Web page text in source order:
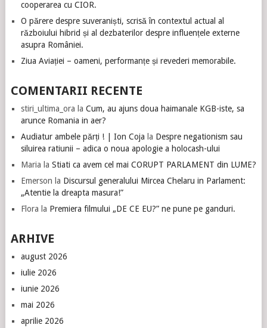
cooperarea cu CIOR.
O părere despre suveraniști, scrisă în contextul actual al
războiului hibrid și al dezbaterilor despre influențele externe
asupra României.
Ziua Aviației – oameni, performanțe și revederi memorabile.
COMENTARII RECENTE
stiri_ultima_ora la Cum, au ajuns doua haimanale KGB-iste, sa
arunce Romania in aer?
Audiatur ambele părți ! | Ion Coja la Despre negationism sau
siluirea ratiunii – adica o noua apologie a holocash-ului
Maria la Stiati ca avem cel mai CORUPT PARLAMENT din LUME?
Emerson la Discursul generalului Mircea Chelaru in Parlament:
„Atentie la dreapta masura!”
Flora la Premiera filmului „DE CE EU?” ne pune pe ganduri.
ARHIVE
august 2026
iulie 2026
iunie 2026
mai 2026
aprilie 2026